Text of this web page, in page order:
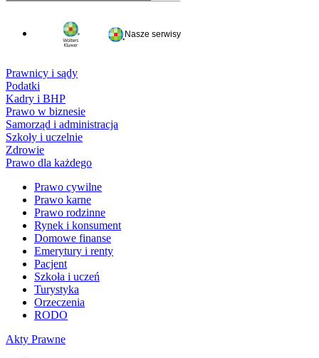
Nasze serwisy
Prawnicy i sądy
Podatki
Kadry i BHP
Prawo w biznesie
Samorząd i administracja
Szkoły i uczelnie
Zdrowie
Prawo dla każdego
Prawo cywilne
Prawo karne
Prawo rodzinne
Rynek i konsument
Domowe finanse
Emerytury i renty
Pacjent
Szkoła i uczeń
Turystyka
Orzeczenia
RODO
Akty Prawne